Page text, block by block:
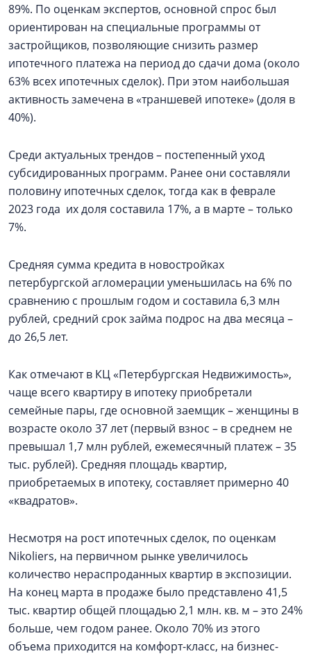
89%. По оценкам экспертов, основной спрос был
ориентирован на специальные программы от
застройщиков, позволяющие снизить размер
ипотечного платежа на период до сдачи дома (около
63% всех ипотечных сделок). При этом наибольшая
активность замечена в «траншевей ипотеке» (доля в
40%).
Среди актуальных трендов – постепенный уход
субсидированных программ. Ранее они составляли
половину ипотечных сделок, тогда как в феврале
2023 года их доля составила 17%, а в марте – только
7%.
Средняя сумма кредита в новостройках
петербургской агломерации уменьшилась на 6% по
сравнению с прошлым годом и составила 6,3 млн
рублей, средний срок займа подрос на два месяца –
до 26,5 лет.
Как отмечают в КЦ «Петербургская Недвижимость»,
чаще всего квартиру в ипотеку приобретали
семейные пары, где основной заемщик – женщины в
возрасте около 37 лет (первый взнос – в среднем не
превышал 1,7 млн рублей, ежемесячный платеж – 35
тыс. рублей). Средняя площадь квартир,
приобретаемых в ипотеку, составляет примерно 40
«квадратов».
Несмотря на рост ипотечных сделок, по оценкам
Nikoliers, на первичном рынке увеличилось
количество нераспроданных квартир в экспозиции.
На конец марта в продаже было представлено 41,5
тыс. квартир общей площадью 2,1 млн. кв. м – это 24%
больше, чем годом ранее. Около 70% из этого
объема приходится на комфорт-класс, на бизнес-